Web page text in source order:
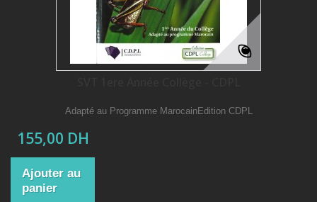
Adapté au Programme MarocainEdition CDPL
155,00 DH
Ajouter au
panier